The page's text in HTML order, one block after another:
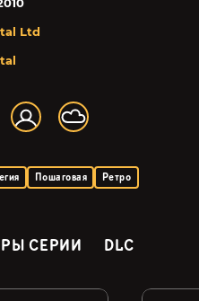
Ltd
Пошаговая Ретро
СЕРИИ DLC